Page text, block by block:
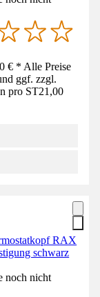
€ * Alle Preise
ggf. zzgl.
pro ST21,00
RAX
schwarz
noch nicht